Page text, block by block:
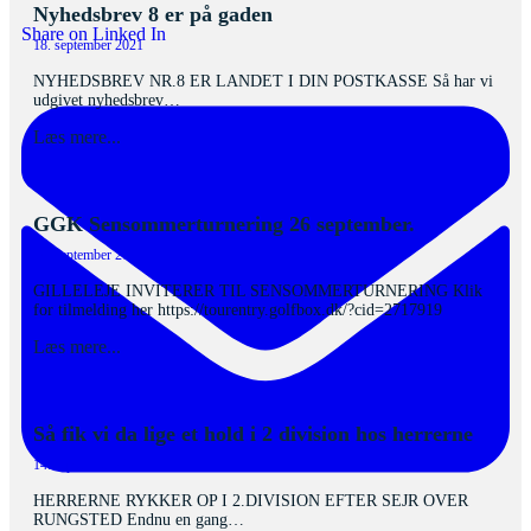
Share on Linked In
Nyhedsbrev 8 er på gaden
18. september 2021
NYHEDSBREV NR.8 ER LANDET I DIN POSTKASSE Så har vi
udgivet nyhedsbrev…
Læs mere...
GGK Sensommerturnering 26 september.
14. september 2021
GILLELEJE INVITERER TIL SENSOMMERTURNERING Klik
for tilmelding her https://tourentry.golfbox.dk/?cid=2717919
Læs mere...
Så fik vi da lige et hold i 2 division hos herrerne
14. september 2021
HERRERNE RYKKER OP I 2.DIVISION EFTER SEJR OVER
RUNGSTED Endnu en gang…